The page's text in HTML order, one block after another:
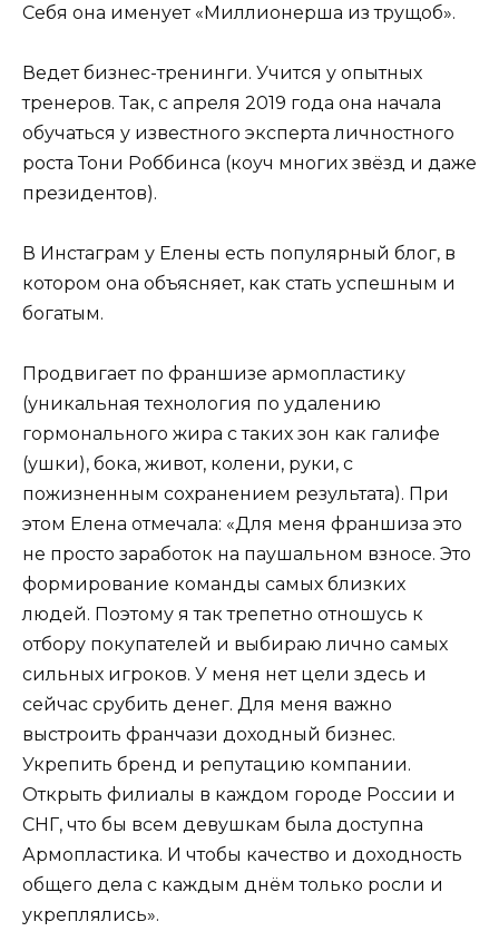
Себя она именует «Миллионерша из трущоб».
Ведет бизнес-тренинги. Учится у опытных
тренеров. Так, с апреля 2019 года она начала
обучаться у известного эксперта личностного
роста Тони Роббинса (коуч многих звёзд и даже
президентов).
В Инстаграм у Елены есть популярный блог, в
котором она объясняет, как стать успешным и
богатым.
Продвигает по франшизе армопластику
(уникальная технология по удалению
гормонального жира с таких зон как галифе
(ушки), бока, живот, колени, руки, с
пожизненным сохранением результата). При
этом Елена отмечала: «Для меня франшиза это
не просто заработок на паушальном взносе. Это
формирование команды самых близких
людей. Поэтому я так трепетно отношусь к
отбору покупателей и выбираю лично самых
сильных игроков. У меня нет цели здесь и
сейчас срубить денег. Для меня важно
выстроить франчази доходный бизнес.
Укрепить бренд и репутацию компании.
Открыть филиалы в каждом городе России и
СНГ, что бы всем девушкам была доступна
Армопластика. И чтобы качество и доходность
общего дела с каждым днём только росли и
укреплялись».